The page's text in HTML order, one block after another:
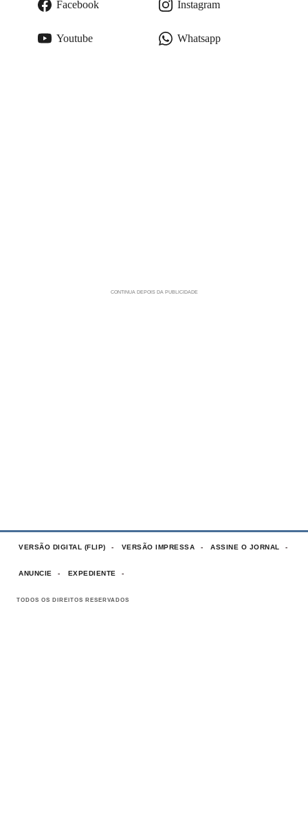
Facebook Instagram
Youtube Whatsapp
VERSÃO DIGITAL (FLIP) VERSÃO IMPRESSA ASSINE O JORNAL
ANUNCIE EXPEDIENTE
TODOS OS DIREITOS RESERVADOS